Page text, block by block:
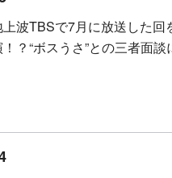
上波TBSで7月に放送した
？“ボスうさ”との三者面